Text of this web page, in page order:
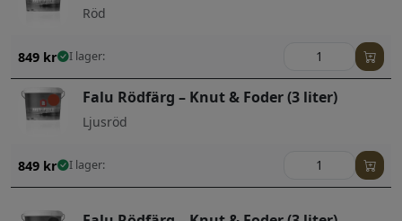
Röd
849 kr I lager:
Falu Rödfärg – Knut & Foder (3 liter)
Ljusröd
849 kr I lager: